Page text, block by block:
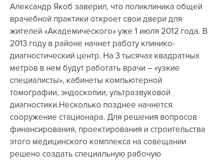
Александр Якоб заверил, что поликлиника общей
врачебной практики откроет свои двери для
жителей «Академического» уже 1 июля 2012 года. В
2013 году в районе начнет работу клинико-
диагностический центр. На 3 тысячах квадратных
метров в нем будут работать врачи – «узкие
специалисты», кабинеты компьютерной
томографии, эндоскопии, ультразвуковой
диагностики.Несколько позднее начнется
сооружение стационара. Для решения вопросов
финансирования, проектирования и строительства
этого медицинского комплекса на совещании
решено создать специальную рабочую